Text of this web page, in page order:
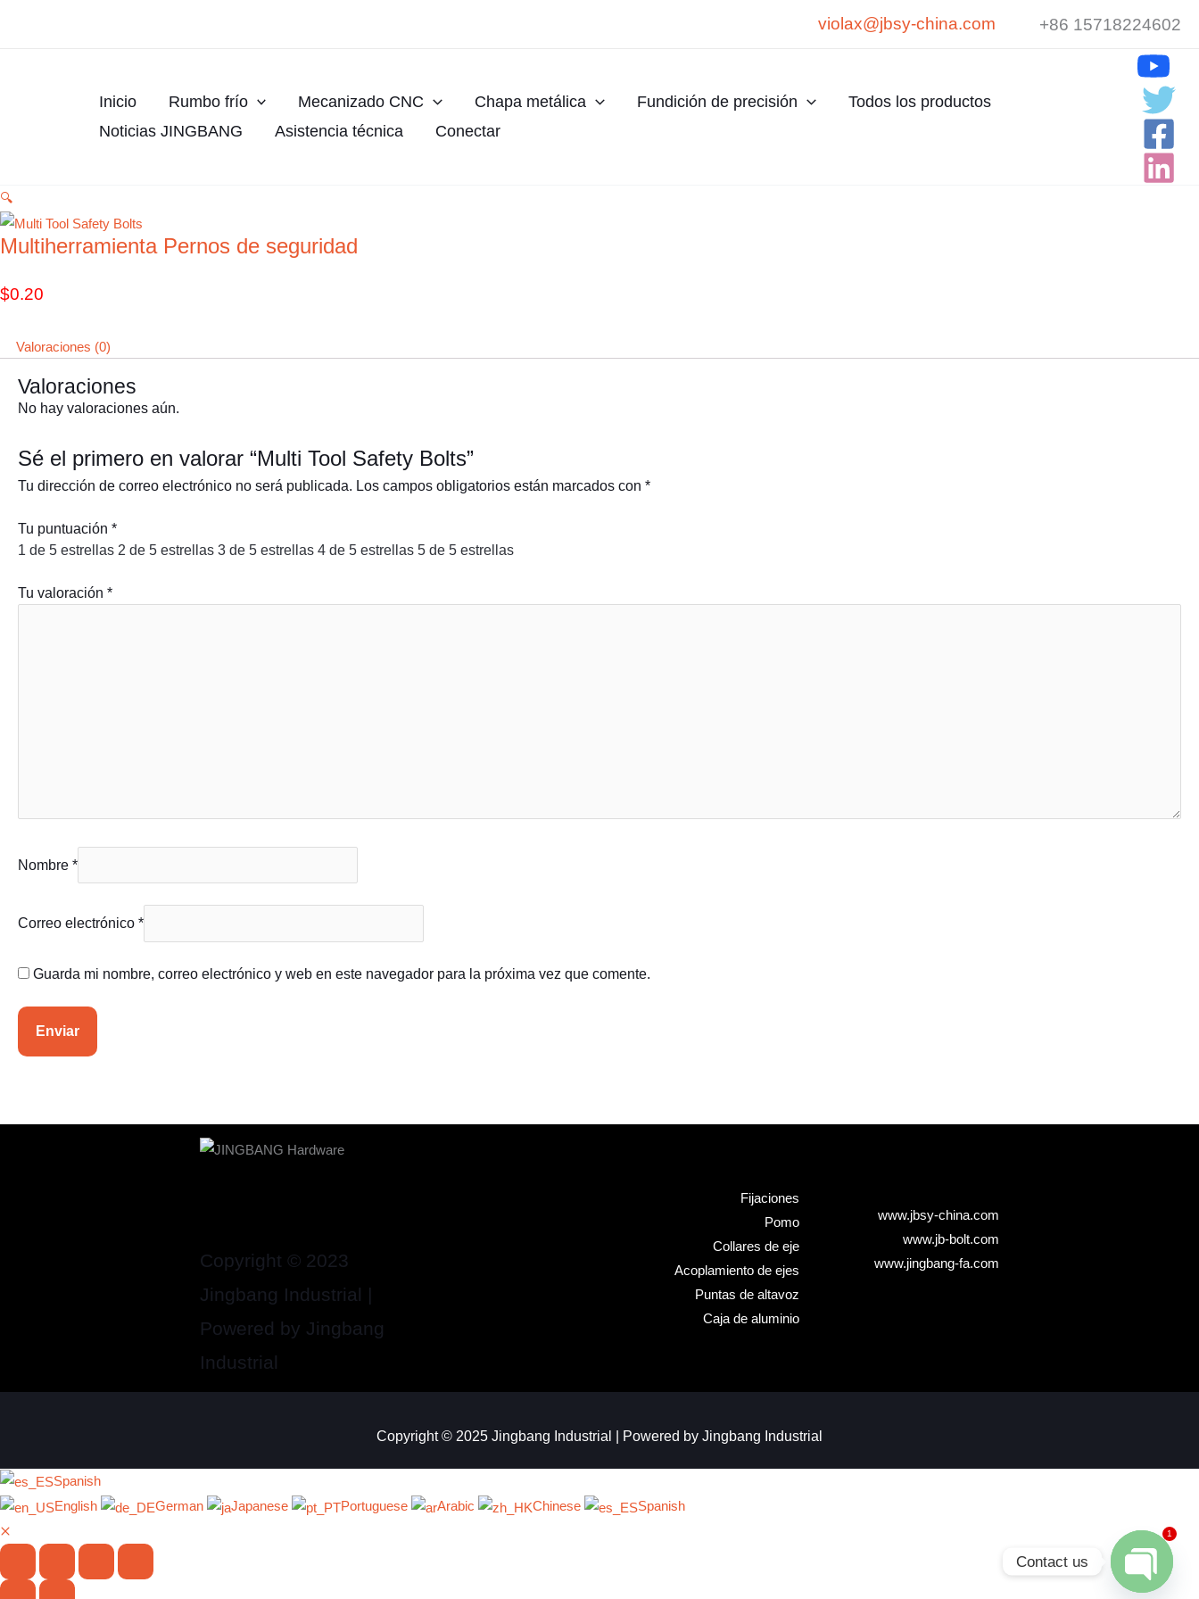
violax@jbsy-china.com +86 15718224602
Inicio Rumbo frío Mecanizado CNC Chapa metálica Fundición de precisión
Todos los productos
Noticias JINGBANG
Asistencia técnica Conectar
🔍
Multiherramienta Pernos de seguridad
$0.20
Valoraciones (0)
Valoraciones
No hay valoraciones aún.
Sé el primero en valorar “Multi Tool Safety Bolts”
Tu dirección de correo electrónico no será publicada. Los campos obligatorios están marcados con *
Tu puntuación *
1 de 5 estrellas 2 de 5 estrellas 3 de 5 estrellas 4 de 5 estrellas 5 de 5 estrellas
Tu valoración *
Nombre *
Correo electrónico *
Guarda mi nombre, correo electrónico y web en este navegador para la próxima vez que comente.
Copyright © 2023
Jingbang Industrial |
Powered by Jingbang
Industrial
Fijaciones
Pomo
Collares de eje
Acoplamiento de ejes
Puntas de altavoz
Caja de aluminio
www.jbsy-china.com
www.jb-bolt.com
www.jingbang-fa.com
Copyright © 2025 Jingbang Industrial | Powered by Jingbang Industrial
Spanish
English
German Japanese Portuguese Arabic Chinese Spanish
Contact us
Open chaty
1